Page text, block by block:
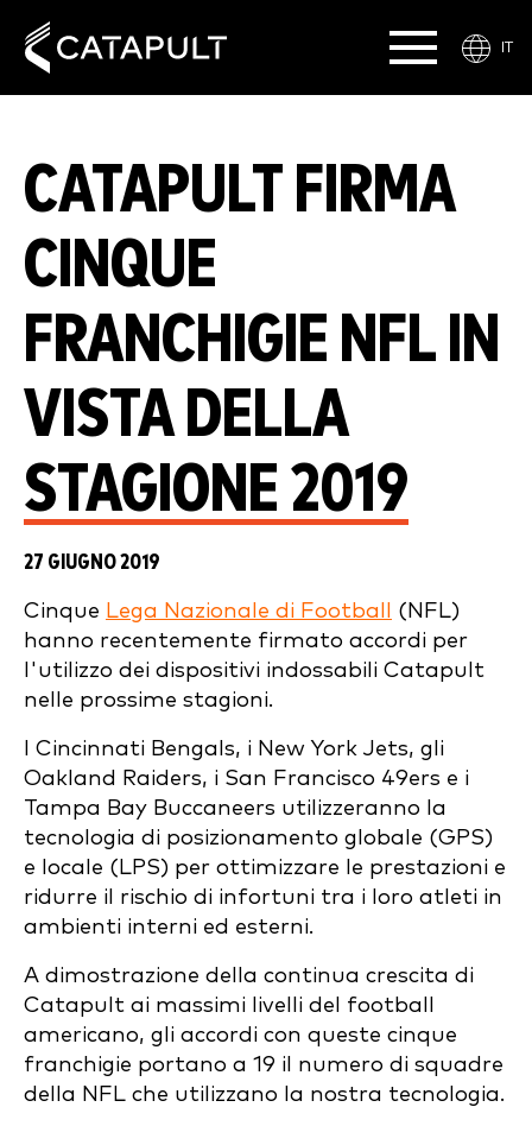
IT
CATAPULT FIRMA
CINQUE
FRANCHIGIE NFL IN
VISTA DELLA
STAGIONE 2019
27 GIUGNO 2019
Cinque Lega Nazionale di Football
(NFL)
hanno recentemente firmato accordi per
l'utilizzo dei dispositivi indossabili Catapult
nelle prossime stagioni.
I Cincinnati Bengals, i New York Jets, gli
Oakland Raiders, i San Francisco 49ers e i
Tampa Bay Buccaneers utilizzeranno la
tecnologia di posizionamento globale (GPS)
e locale (LPS) per ottimizzare le prestazioni e
ridurre il rischio di infortuni tra i loro atleti in
ambienti interni ed esterni.
A dimostrazione della continua crescita di
Catapult ai massimi livelli del football
americano, gli accordi con queste cinque
franchigie portano a 19 il numero di squadre
della NFL che utilizzano la nostra tecnologia.